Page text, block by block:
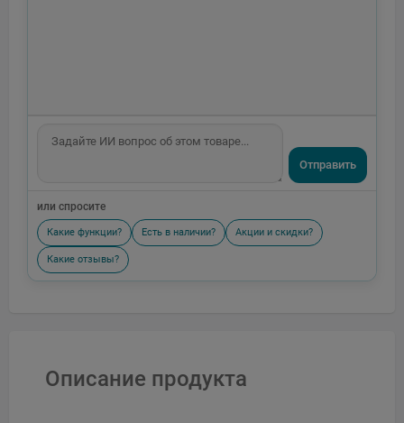
Отправить
или спросите
Какие функции? Есть в наличии? Акции и скидки?
Какие отзывы?
Описание продукта